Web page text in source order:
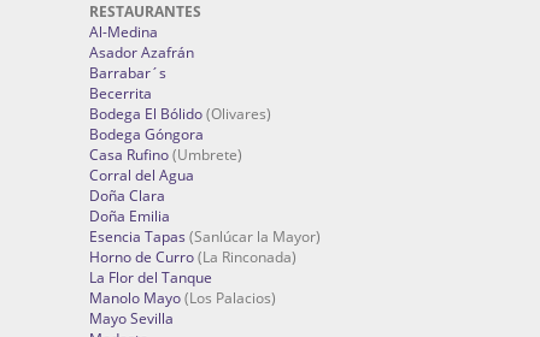
RESTAURANTES
Al-Medina
Asador Azafrán
Barrabar´s
Becerrita
Bodega El Bólido(Olivares)
Bodega Góngora
Casa Rufino(Umbrete)
Corral del Agua
Doña Clara
Doña Emilia
Esencia Tapas (Sanlúcar la Mayor)
Horno de Curro(La Rinconada)
La Flor del Tanque
Manolo Mayo(Los Palacios)
Mayo Sevilla